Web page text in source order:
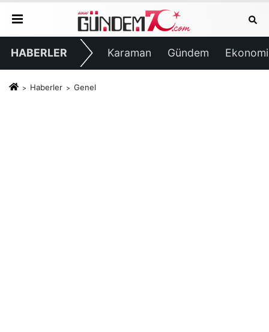
HABERLER Karaman Gündem Ekonomi
Haberler Genel